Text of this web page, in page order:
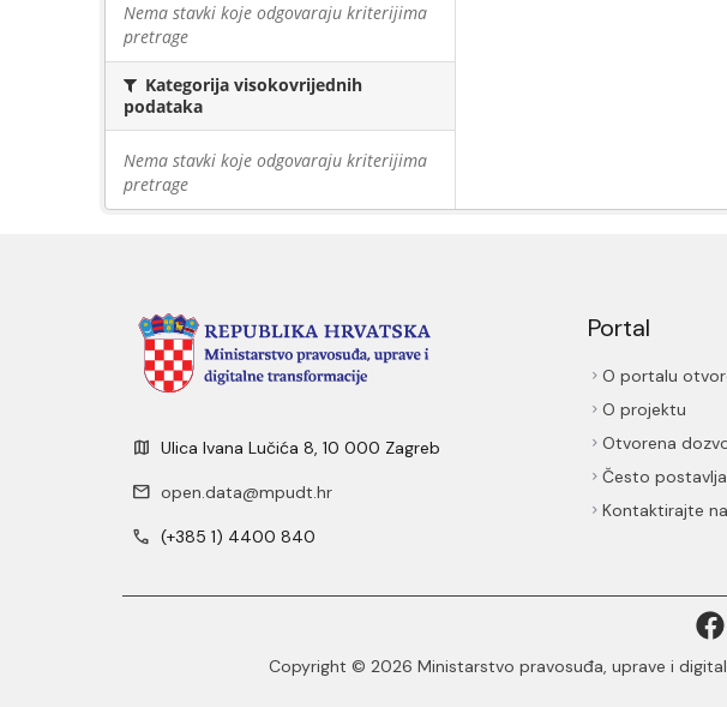
Nema stavki koje odgovaraju kriterijima
pretrage
Kategorija visokovrijednih
podataka
Nema stavki koje odgovaraju kriterijima
pretrage